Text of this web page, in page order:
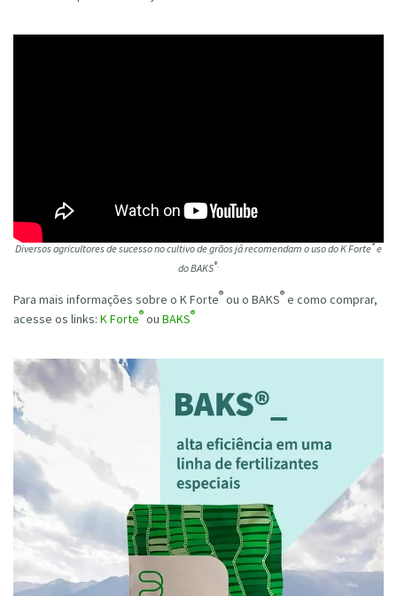
Diversos agricultores de sucesso no cultivo de grãos já recomendam o uso do K Forte®e
do BAKS®.
Para mais informações sobre o K Forte® ou o BAKS® e como comprar,
acesse os links: K Forte® ou BAKS®